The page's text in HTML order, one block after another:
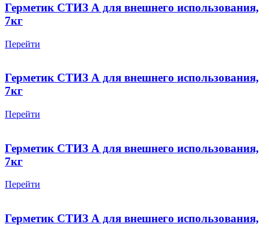
Герметик СТИЗ А для внешнего использования,
7кг
Перейти
Герметик СТИЗ А для внешнего использования,
7кг
Перейти
Герметик СТИЗ А для внешнего использования,
7кг
Перейти
Герметик СТИЗ А для внешнего использования,